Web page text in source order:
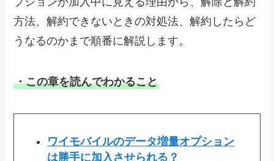
方法、解約できないときの対処法、解約したらど
うなるのかまで順番に解説します。
・この章を読んでわかること
ワイモバイルのデータ増量オプション
は勝手に加入させられる？